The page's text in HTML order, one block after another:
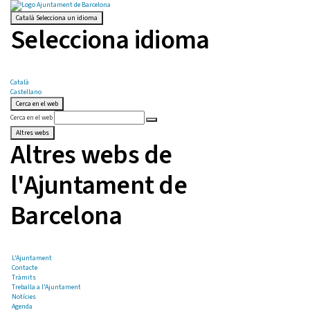
Català Selecciona un idioma
Selecciona idioma
Català
Castellano
Cerca en el web
Cerca en el web
Altres webs
Altres webs de
l'Ajuntament de
Barcelona
L'Ajuntament
Contacte
Tràmits
Treballa a l'Ajuntament
Notícies
Agenda